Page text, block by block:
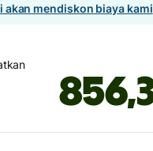
akan mendiskon biaya kami